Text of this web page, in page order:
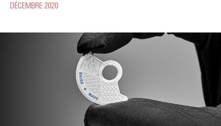
DÉCEMBRE 2020